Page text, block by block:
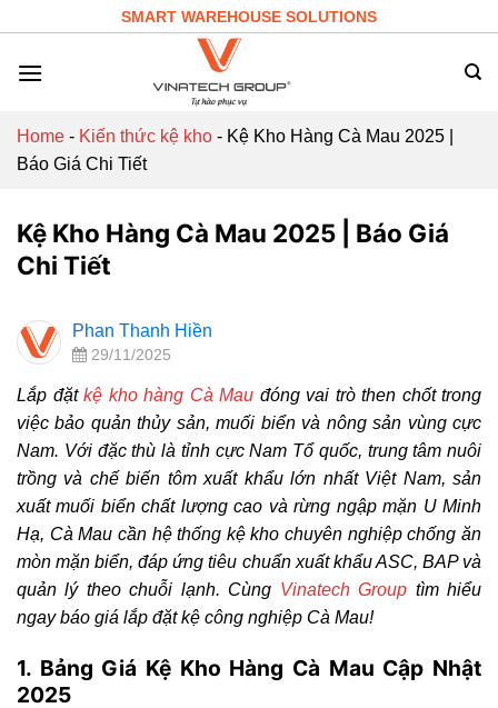
content
SMART WAREHOUSE SOLUTIONS
Home - Kiến thức kệ kho - Kệ Kho Hàng Cà Mau 2025 |
Báo Giá Chi Tiết
Kệ Kho Hàng Cà Mau 2025 | Báo Giá
Chi Tiết
Phan Thanh Hiền
29/11/2025
Lắp đặt kệ kho hàng Cà Mau đóng vai trò then chốt trong
việc bảo quản thủy sản, muối biển và nông sản vùng cực
Nam. Với đặc thù là tỉnh cực Nam Tổ quốc, trung tâm nuôi
trồng và chế biến tôm xuất khẩu lớn nhất Việt Nam, sản
xuất muối biển chất lượng cao và rừng ngập mặn U Minh
Hạ, Cà Mau cần hệ thống kệ kho chuyên nghiệp chống ăn
mòn mặn biển, đáp ứng tiêu chuẩn xuất khẩu ASC, BAP và
quản lý theo chuỗi lạnh. Cùng Vinatech Group tìm hiểu
ngay báo giá lắp đặt kệ công nghiệp Cà Mau!
1. Bảng Giá Kệ Kho Hàng Cà Mau Cập Nhật
2025